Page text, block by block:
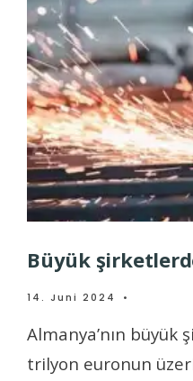
Büyük
14. Juni 2024 •
Almanya’nın büyük
trilyon euronun